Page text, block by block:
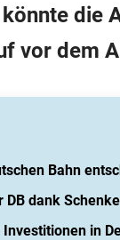
die
vor dem
Bahn
DB dank
in